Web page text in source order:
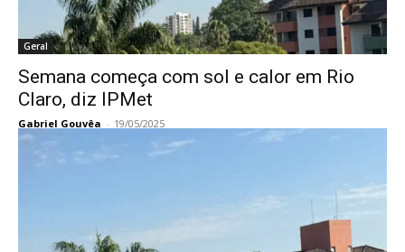
Geral
Semana começa com sol e calor em Rio
Claro, diz IPMet
Gabriel Gouvêa - 19/05/2025